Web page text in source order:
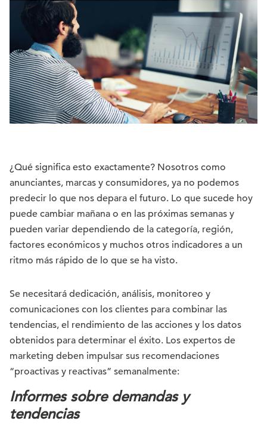
¿Qué significa esto exactamente? Nosotros como
anunciantes, marcas y consumidores, ya no podemos
predecir lo que nos depara el futuro. Lo que sucede hoy
puede cambiar mañana o en las próximas semanas y
pueden variar dependiendo de la categoría, región,
factores económicos y muchos otros indicadores a un
ritmo más rápido de lo que se ha visto.
Se necesitará dedicación, análisis, monitoreo y
comunicaciones con los clientes para combinar las
tendencias, el rendimiento de las acciones y los datos
obtenidos para determinar el éxito. Los expertos de
marketing deben impulsar sus recomendaciones
“proactivas y reactivas” semanalmente:
Informes sobre demandas y
tendencias